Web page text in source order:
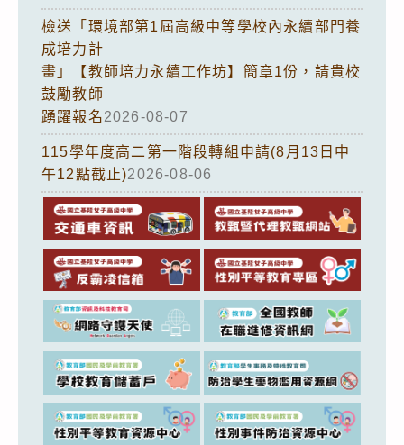
檢送「環境部第1屆高級中等學校內永續部門養
成培力計
畫」【教師培力永續工作坊】簡章1份，請貴校
鼓勵教師
踴躍報名2026-08-07
115學年度高二第一階段轉組申請(8月13日中
午12點截止)2026-08-06